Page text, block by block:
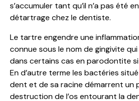
s’accumuler tant qu’il n’a pas été
détartrage chez le dentiste.
Le tartre engendre une
connue sous le nom de gingivite
dans certains cas en parodontite si
En d’autre terme les bactéries
dent et de sa racine démarrent un
destruction de l’os entourant la